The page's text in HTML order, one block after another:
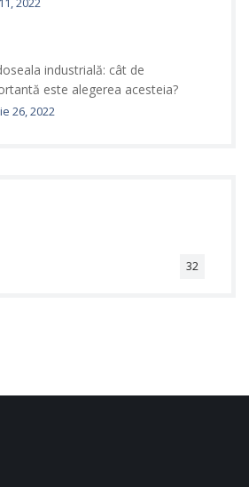
industrială: cât de
este alegerea acesteia?
26, 2022
32